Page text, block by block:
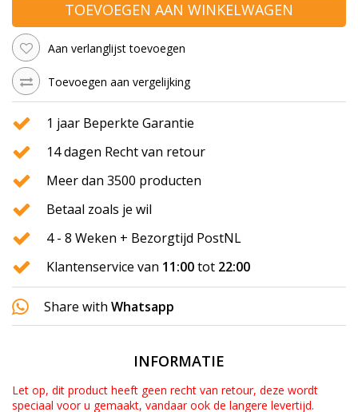
TOEVOEGEN AAN WINKELWAGEN
Aan verlanglijst toevoegen
Toevoegen aan vergelijking
1 jaar Beperkte Garantie
14 dagen Recht van retour
Meer dan 3500 producten
Betaal zoals je wil
4 - 8 Weken + Bezorgtijd PostNL
Klantenservice van 11:00tot 22:00
Share with Whatsapp
INFORMATIE
Let op, dit product heeft geen recht van retour, deze wordt
speciaal voor u gemaakt, vandaar ook de langere levertijd.